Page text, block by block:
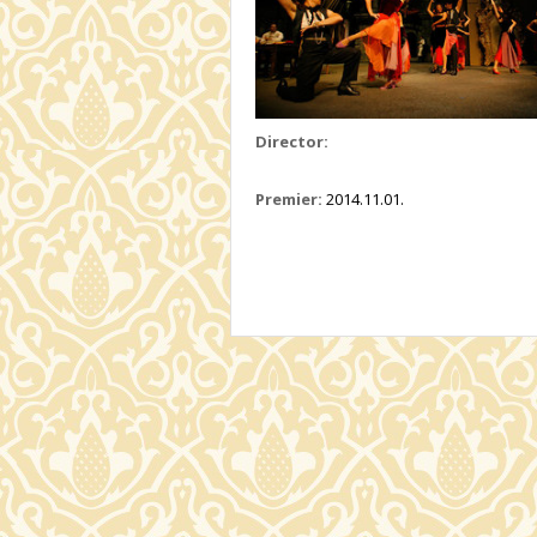
Director:
Premier: 2014.11.01.